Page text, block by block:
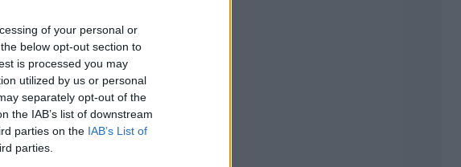
of your personal or
below opt-out section to
is processed you may
utilized by us or personal
separately opt-out of the
the IAB’s list of downstream
parties on the IAB’s List of
parties.